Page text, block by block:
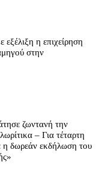
η επιχείρηση
στην
ζωντανή την
– Για τέταρτη
η δωρεάν εκδήλωση του